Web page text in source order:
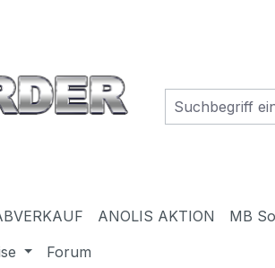
ANOLIS AKTION MB
Forum